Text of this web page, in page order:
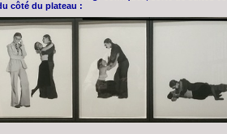
côté du plateau :